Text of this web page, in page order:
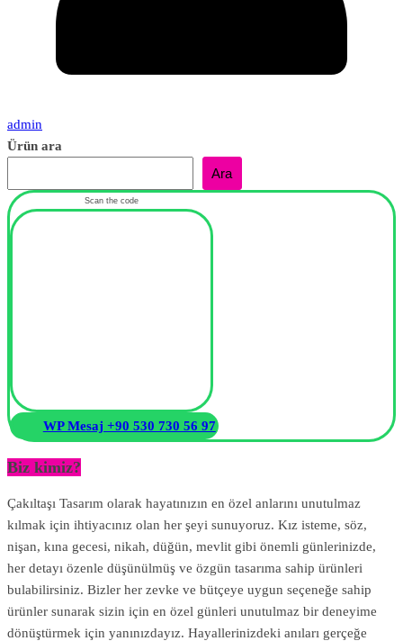
admin
Ürün ara
Ara
Scan the code
WP Mesaj +90 530 730 56 97
Biz kimiz?
Çakıltaşı Tasarım olarak hayatınızın en özel anlarını unutulmaz
kılmak için ihtiyacınız olan her şeyi sunuyoruz. Kız isteme, söz,
nişan, kına gecesi, nikah, düğün, mevlit gibi önemli günlerinizde,
her detayı özenle düşünülmüş ve özgün tasarıma sahip ürünleri
bulabilirsiniz. Bizler her zevke ve bütçeye uygun seçeneğe sahip
ürünler sunarak sizin için en özel günleri unutulmaz bir deneyime
dönüştürmek için yanınızdayız. Hayallerinizdeki anıları gerçeğe